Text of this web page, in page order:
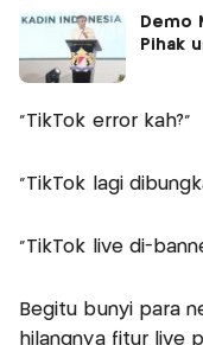
Demo
Pihak
“TikTok error kah?”
“TikTok lagi
“TikTok live di-
Begitu bunyi para
hilangnya fitur live